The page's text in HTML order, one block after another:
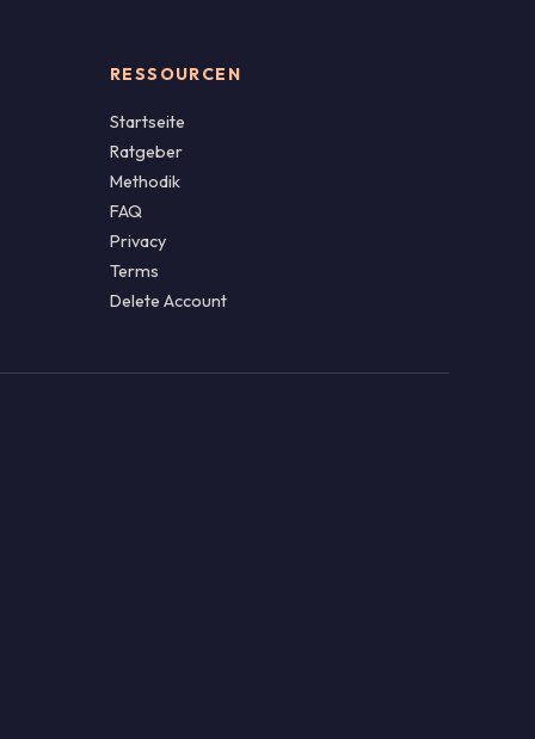
RESSOURCEN
Startseite
Ratgeber
Methodik
FAQ
Privacy
Terms
Delete Account